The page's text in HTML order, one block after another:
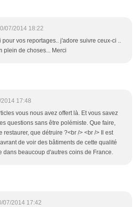
07/2014 18:22
pour vos reportages.. j'adore suivre ceux-ci ..
plein de choses... Merci
17:48
vous nous avez offert là. Et vous savez
questions sans être polémiste. Que faire,
restaurer, que détruire ?<br /> <br /> Il est
de voir des bâtiments de cette qualité
dans beaucoup d'autres coins de France.
07/2014 17:42